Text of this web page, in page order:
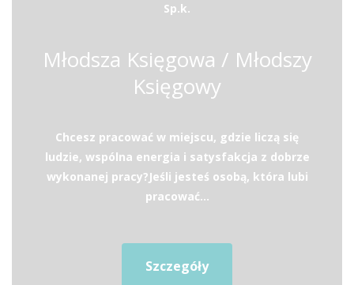
Sp.k.
Młodsza Księgowa / Młodszy
Księgowy
Chcesz pracować w miejscu, gdzie liczą się
ludzie, wspólna energia i satysfakcja z dobrze
wykonanej pracy?Jeśli jesteś osobą, która lubi
pracować...
Szczegóły